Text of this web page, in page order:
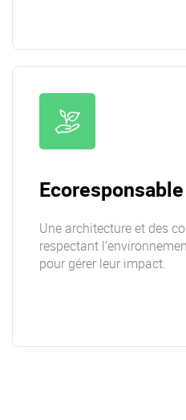
Ecoresponsable
Une architecture et des
respectant
pour gérer leur impact.